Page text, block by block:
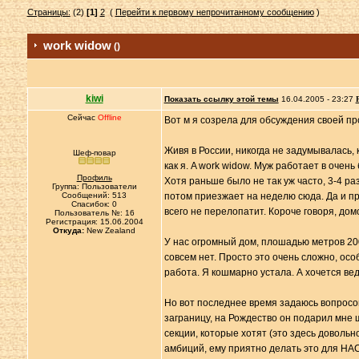
Страницы:(2)[1] 2( Перейти к первому непрочитанному сообщению)
work widow()
kiwi Показать ссылку этой темы 16.04.2005 - 23:27
Сейчас Offline
Шеф-повар
Профиль
Группа: Пользователи
Сообщений: 513
Спасибок: 0
Пользователь №: 16
Регистрация: 15.06.2004
Откуда: New Zealand
Вот м я созрела для обсуждения своей
Живя в России, никогда не
как я. A work widow. Муж работает в
Хотя раньше было не так уж часто, 3-4
потом приезжает на неделю сюда. Да и
всего не перелопатит. Короче говоря,
У нас огромный дом, плошадью метров
совсем нет. Просто это очень сложно,
работа. Я кошмарно устала. А хочется
Но вот последнее время задаюсь
заграницу, на Рождество он подарил
секции, которые хотят (это здесь
амбиций, ему приятно делать это для